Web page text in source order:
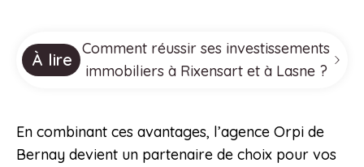
À lire
Comment réussir ses investissements
immobiliers à Rixensart et à Lasne ?
En combinant ces avantages, l’agence Orpi de
Bernay devient un partenaire de choix pour vos